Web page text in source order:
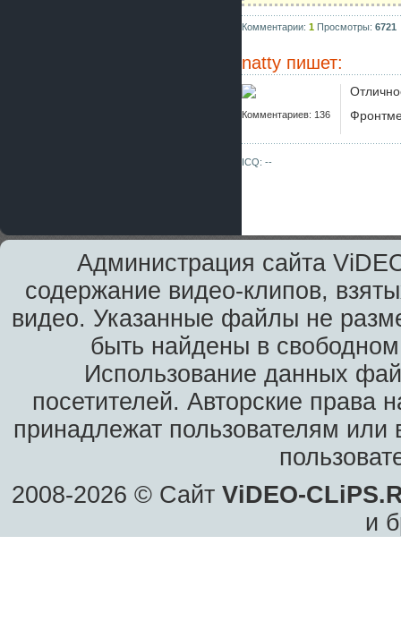
Комментарии: 1 Просмотры: 6721
natty пишет:
Комментариев: 136
ICQ: --
Администрация сайта
содержание видео-клипов,
видео. Указанные файлы не
быть найдены в
Использование данных
посетителей. Авторские права
принадлежат пользователям или
2008-2026 © Сайт ViDEO-
и